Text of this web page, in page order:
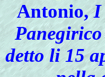
Antonio,I
detto li 15